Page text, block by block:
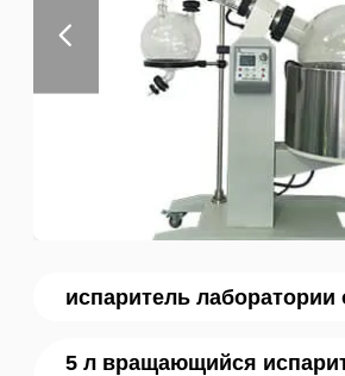
испаритель лаборатории
5 л вращающийся